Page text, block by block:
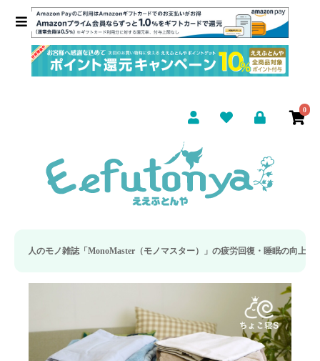
0
（モノマスター）」の疲労回復・睡眠の向上特集に当社のリカバリー枕カバ